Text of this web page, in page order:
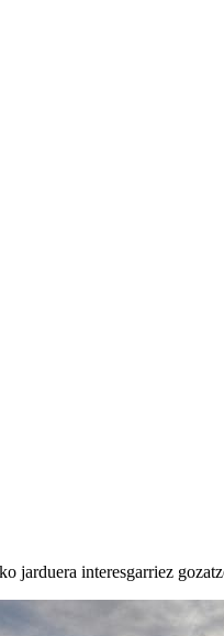
jarduera interesgarriez